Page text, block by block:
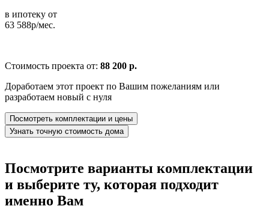
в ипотеку от
63 588р/мес.
Стоимость проекта от: 88 200 р.
Доработаем этот проект по Вашим пожеланиям или
разработаем новый с нуля
Посмотреть комплектации и цены
Узнать точную стоимость дома
Посмотрите варианты комплектации
и выберите ту, которая подходит
именно Вам